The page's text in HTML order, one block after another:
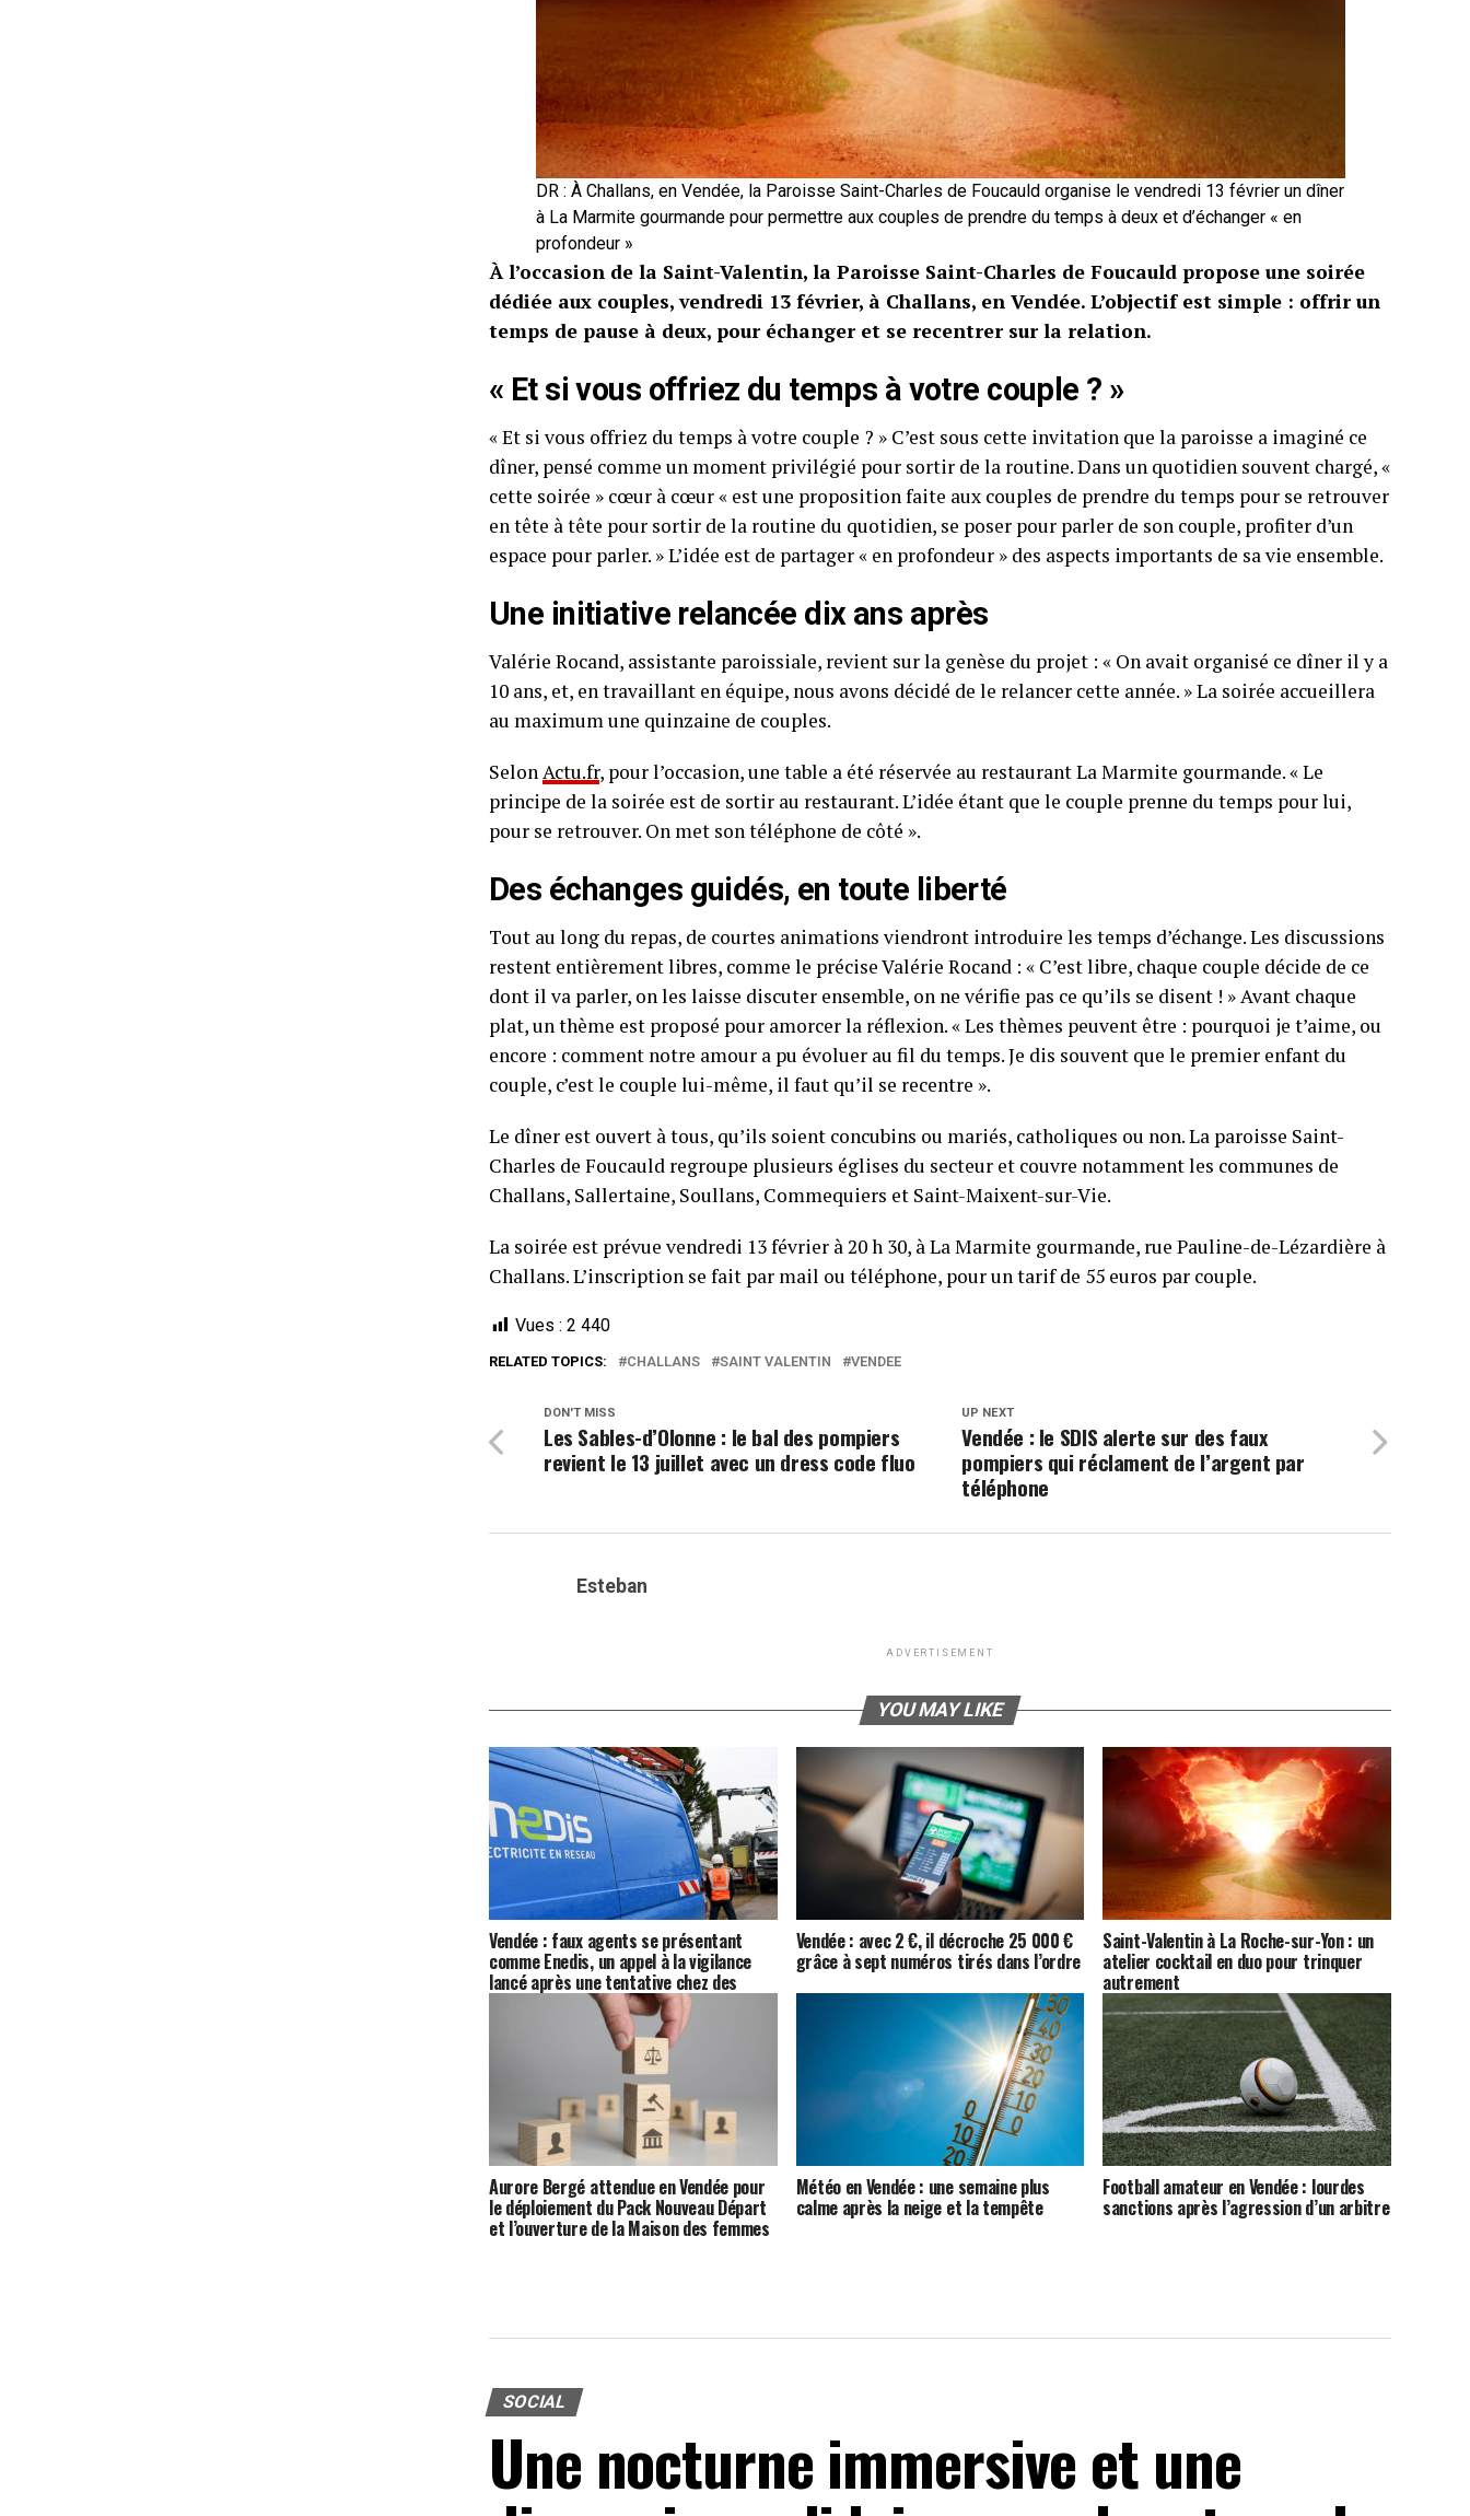
DR : À Challans, en Vendée, la Paroisse Saint-Charles de Foucauld organise le vendredi 13 février un dîner
à La Marmite gourmande pour permettre aux couples de prendre du temps à deux et d’échanger « en
profondeur »
À l’occasion de la Saint-Valentin, la Paroisse Saint-Charles de Foucauld propose une soirée
dédiée aux couples, vendredi 13 février, à Challans, en Vendée. L’objectif est simple : offrir un
temps de pause à deux, pour échanger et se recentrer sur la relation.
« Et si vous offriez du temps à votre couple ? »
« Et si vous offriez du temps à votre couple ? » C’est sous cette invitation que la paroisse a imaginé ce
dîner, pensé comme un moment privilégié pour sortir de la routine. Dans un quotidien souvent chargé, «
cette soirée » cœur à cœur « est une proposition faite aux couples de prendre du temps pour se retrouver
en tête à tête pour sortir de la routine du quotidien, se poser pour parler de son couple, profiter d’un
espace pour parler. » L’idée est de partager « en profondeur » des aspects importants de sa vie ensemble.
Une initiative relancée dix ans après
Valérie Rocand, assistante paroissiale, revient sur la genèse du projet : « On avait organisé ce dîner il y a
10 ans, et, en travaillant en équipe, nous avons décidé de le relancer cette année. » La soirée accueillera
au maximum une quinzaine de couples.
SelonActu.fr, pour l’occasion, une table a été réservée au restaurant La Marmite gourmande. « Le
principe de la soirée est de sortir au restaurant. L’idée étant que le couple prenne du temps pour lui,
pour se retrouver. On met son téléphone de côté ».
Des échanges guidés, en toute liberté
Tout au long du repas, de courtes animations viendront introduire les temps d’échange. Les discussions
restent entièrement libres, comme le précise Valérie Rocand : « C’est libre, chaque couple décide de ce
dont il va parler, on les laisse discuter ensemble, on ne vérifie pas ce qu’ils se disent ! » Avant chaque
plat, un thème est proposé pour amorcer la réflexion. « Les thèmes peuvent être : pourquoi je t’aime, ou
encore : comment notre amour a pu évoluer au fil du temps. Je dis souvent que le premier enfant du
couple, c’est le couple lui-même, il faut qu’il se recentre ».
Le dîner est ouvert à tous, qu’ils soient concubins ou mariés, catholiques ou non. La paroisse Saint-
Charles de Foucauld regroupe plusieurs églises du secteur et couvre notamment les communes de
Challans, Sallertaine, Soullans, Commequiers et Saint-Maixent-sur-Vie.
La soirée est prévue vendredi 13 février à 20 h 30, à La Marmite gourmande, rue Pauline-de-Lézardière à
Challans. L’inscription se fait par mail ou téléphone, pour un tarif de 55 euros par couple.
Vues : 2 440
RELATED TOPICS: CHALLANS SAINT VALENTIN VENDEE
UP NEXT
Vendée : le SDIS alerte sur des faux
pompiers qui réclament de l’argent par
téléphone
DON'T MISS
Les Sables-d’Olonne : le bal des pompiers
revient le 13 juillet avec un dress code fluo
Esteban
ADVERTISEMENT
YOU MAY LIKE
Vendée : faux agents se présentant
comme Enedis, un appel à la vigilance
lancé après une tentative chez des
Vendée : avec 2 €, il décroche 25 000 €
grâce à sept numéros tirés dans l’ordre
Saint-Valentin à La Roche-sur-Yon : un
atelier cocktail en duo pour trinquer
autrement
Aurore Bergé attendue en Vendée pour
le déploiement du Pack Nouveau Départ
et l’ouverture de la Maison des femmes
Météo en Vendée : une semaine plus
calme après la neige et la tempête
Football amateur en Vendée : lourdes
sanctions après l’agression d’un arbitre
SOCIAL
Une nocturne immersive et une